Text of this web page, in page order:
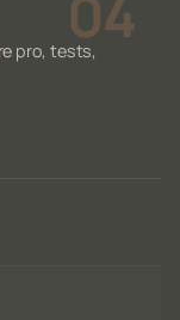
pro, tests,